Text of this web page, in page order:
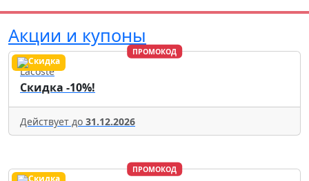
Акции и купоны
ПРОМОКОД
Lacoste
Скидка -10%!
Действует до 31.12.2026
ПРОМОКОД